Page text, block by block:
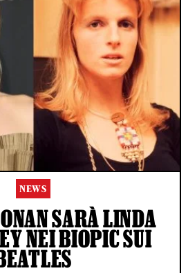
NEWS
SARÀ LINDA
NEI BIOPIC SUI